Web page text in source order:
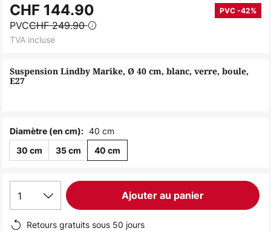
to
the
beginning
the
images
Suspension Lindby Marike, Ø 40 cm, blanc, verre, boule,
E27
CHF 144.90 PVC -42%
PVCCHF 249.90
TVA incluse
Diamètre (en cm): 40 cm
30 cm 35 cm 40 cm
1 Ajouter au panier
Retours gratuits sous 50 jours